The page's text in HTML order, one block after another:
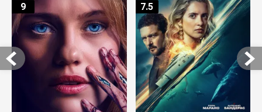
9 7.5